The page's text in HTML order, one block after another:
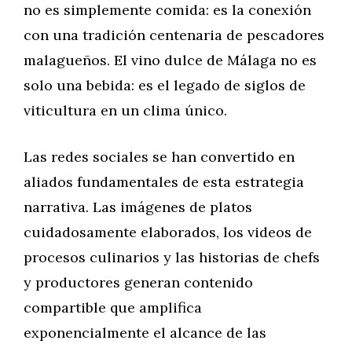
no es simplemente comida: es la conexión
con una tradición centenaria de pescadores
malagueños. El vino dulce de Málaga no es
solo una bebida: es el legado de siglos de
viticultura en un clima único.
Las redes sociales se han convertido en
aliados fundamentales de esta estrategia
narrativa. Las imágenes de platos
cuidadosamente elaborados, los videos de
procesos culinarios y las historias de chefs
y productores generan contenido
compartible que amplifica
exponencialmente el alcance de las